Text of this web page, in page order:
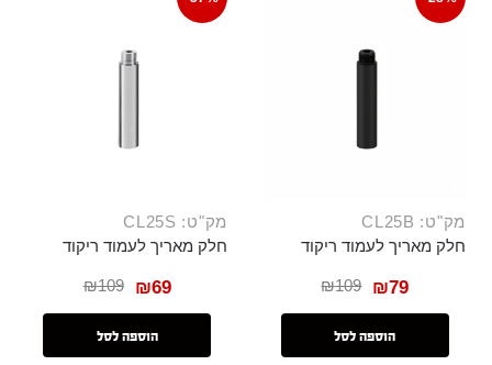
מק"ט: CL25B
חלק מאריך לעמוד ריקוד
₪109 ₪79
הוספה לסל
מק"ט: CL25S
חלק מאריך לעמוד ריקוד
₪109 ₪69
הוספה לסל